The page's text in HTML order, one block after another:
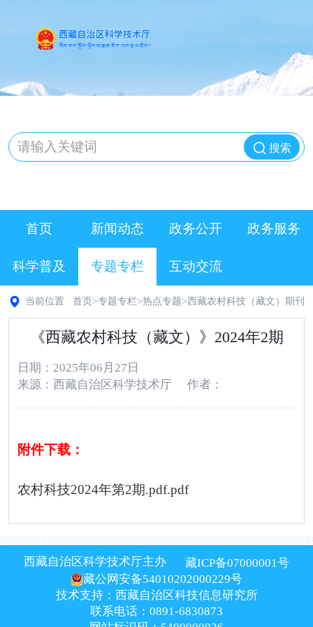
搜索
首页 新闻动态 政务公开 政务服务
科学普及 专题专栏 互动交流
当前位置 首页 >专题专栏>热点专题>西藏农村科技（藏文）期刊
《西藏农村科技（藏文）》2024年2期
日期：2025年06月27日
来源：西藏自治区科学技术厅
作者：
附件下载：
农村科技2024年第2期.pdf.pdf
西藏自治区科学技术厅主办
藏ICP备07000001号
藏公网安备54010202000229号
技术支持：西藏自治区科技信息研究所
联系电话：0891-6830873